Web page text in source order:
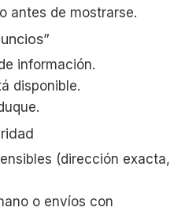
antes de mostrarse.
información.
disponible.
(dirección exacta,
o envíos con